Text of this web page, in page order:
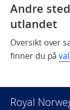
Andre
utlandet
Oversikt over
finner du på
Royal